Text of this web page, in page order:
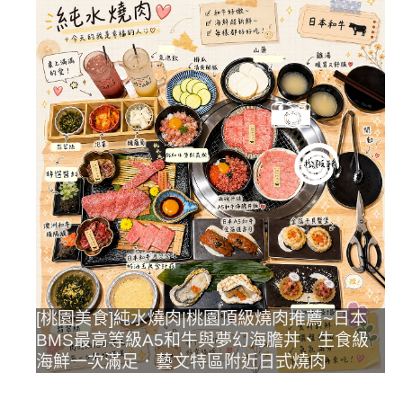
[桃園美食]純水燒肉|桃園頂級燒肉推薦~日本
BMS最高等級A5和牛與夢幻海膽丼、生食級
海鮮一次滿足．藝文特區附近日式燒肉